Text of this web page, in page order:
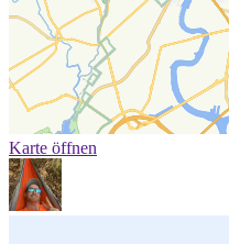
Karte öffnen